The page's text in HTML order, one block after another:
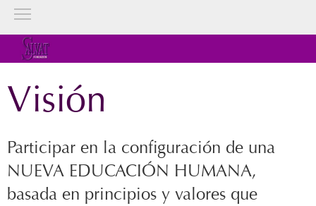
Visión
Participar en la configuración de una
NUEVA EDUCACIÓN HUMANA,
basada en principios y valores que